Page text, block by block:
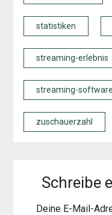
statistiken
streaming-erlebnis
streaming-software
zuschauerzahl
Schreibe
Deine E-Mail-